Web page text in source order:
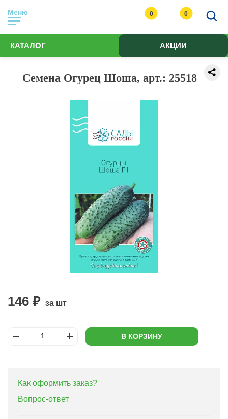
Меню 0 0
КАТАЛОГ АКЦИИ
Семена Огурец Шоша, арт.: 25518
146 ₽ за шт
В КОРЗИНУ
Как оформить заказ?
Вопрос-ответ